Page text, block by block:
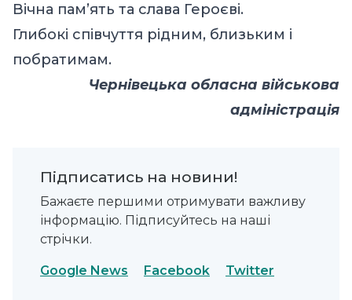
Вічна пам’ять та слава Героєві.
Глибокі співчуття рідним, близьким і
побратимам.
Чернівецька обласна військова
адміністрація
Підписатись на новини!
Бажаєте першими отримувати важливу
інформацію. Підписуйтесь на наші
стрічки.
Google News Facebook Twitter